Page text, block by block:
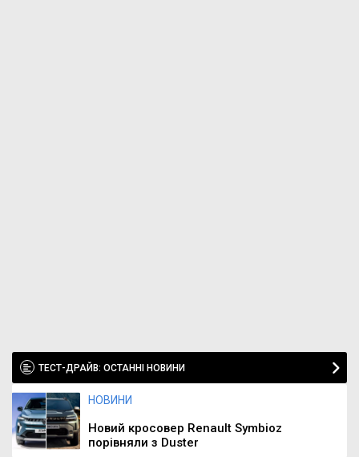
ТЕСТ-ДРАЙВ: ОСТАННІ НОВИНИ
НОВИНИ
Новий кросовер Renault Symbioz
порівняли з Duster